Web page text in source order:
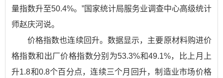
量指数升至50.4%。”国家统计局服务业调查中心高级统计
师赵庆河说。
价格指数也连续回升。数据显示，主要原材料购进价
格指数和出厂价格指数分别为53.3%和49.1%，比上月上
升1.8和0.8个百分点，连续三个月回升，制造业市场价格